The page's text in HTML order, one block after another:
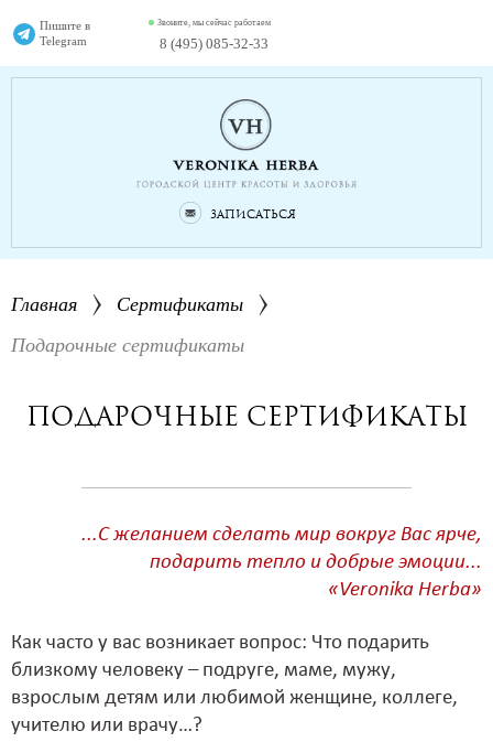
Пишите в
Telegram
Звоните, мы сейчас работаем
8 (495) 085-32-33
Записаться
Главная
Сертификаты
Подарочные сертификаты
Подарочные сертификаты
...С желанием сделать мир вокруг Вас ярче,
подарить тепло и добрые эмоции...
«Veronika Herba»
Как часто у вас возникает вопрос: Что подарить
близкому человеку – подруге, маме, мужу,
взрослым детям или любимой женщине, коллеге,
учителю или врачу…?